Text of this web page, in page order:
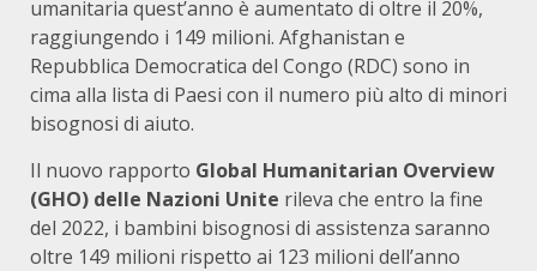
umanitaria quest’anno è aumentato di oltre il 20%,
raggiungendo i 149 milioni. Afghanistan e
Repubblica Democratica del Congo (RDC) sono in
cima alla lista di Paesi con il numero più alto di minori
bisognosi di aiuto.
Il nuovo rapporto Global Humanitarian Overview
(GHO) delle Nazioni Unite rileva che entro la fine
del 2022, i bambini bisognosi di assistenza saranno
oltre 149 milioni rispetto ai 123 milioni dell’anno